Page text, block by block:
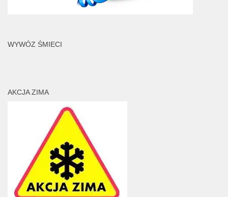
WYWÓZ ŚMIECI
AKCJA ZIMA